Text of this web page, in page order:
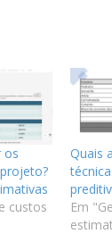
os
custos
Quais
Em